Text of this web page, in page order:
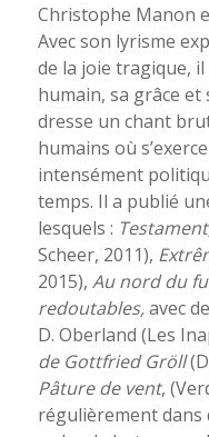
Christophe Manon
Avec son lyrisme
de la joie tragique,
humain, sa grâce
dresse un chant
humains où
intensément
temps. Il a publié
lesquels :
Scheer, 2011), Extrê
2015), Au nord du
redoutables,avec
D. Oberland (Les
de Gottfried Gröll
Pâture de vent,
régulièrement dans